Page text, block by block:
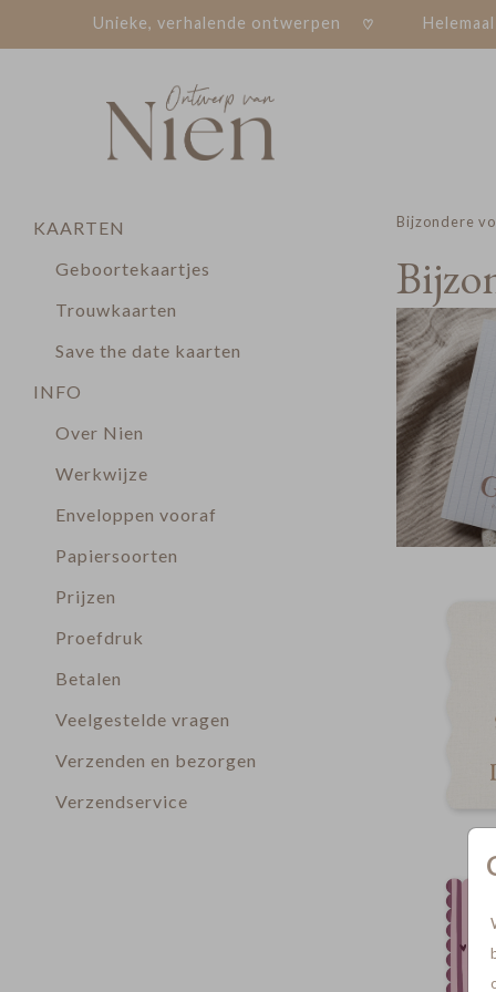
Unieke, verhalende ontwerpen
KAARTEN
Geboortekaartjes
Trouwkaarten
Save the date kaarten
INFO
Over Nien
Werkwijze
Enveloppen vooraf
Papiersoorten
Prijzen
Proefdruk
Betalen
Veelgestelde vragen
Verzenden en bezorgen
Verzendservice
Bijzondere